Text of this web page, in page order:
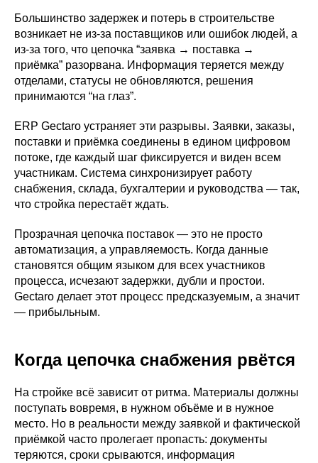
Большинство задержек и потерь в строительстве
возникает не из-за поставщиков или ошибок людей, а
из-за того, что цепочка “заявка → поставка →
приёмка” разорвана. Информация теряется между
отделами, статусы не обновляются, решения
принимаются “на глаз”.
ERP Gectaro устраняет эти разрывы. Заявки, заказы,
поставки и приёмка соединены в едином цифровом
потоке, где каждый шаг фиксируется и виден всем
участникам. Система синхронизирует работу
снабжения, склада, бухгалтерии и руководства — так,
что стройка перестаёт ждать.
Прозрачная цепочка поставок — это не просто
автоматизация, а управляемость. Когда данные
становятся общим языком для всех участников
процесса, исчезают задержки, дубли и простои.
Gectaro делает этот процесс предсказуемым, а значит
— прибыльным.
Когда цепочка снабжения рвётся
На стройке всё зависит от ритма. Материалы должны
поступать вовремя, в нужном объёме и в нужное
место. Но в реальности между заявкой и фактической
приёмкой часто пролегает пропасть: документы
теряются, сроки срываются, информация